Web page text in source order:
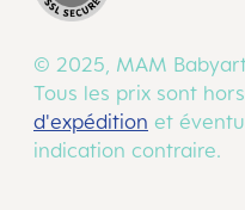
© 2025, MAM
Tous les prix sont
d'expédition et
indication contraire.